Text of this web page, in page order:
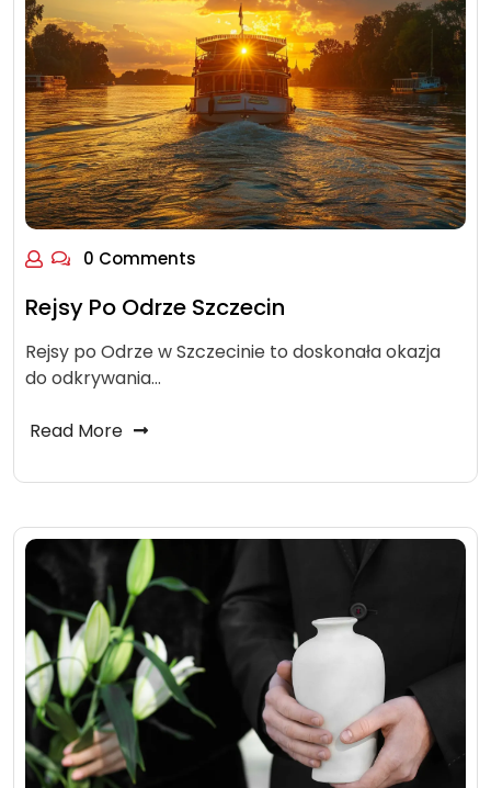
0 Comments
Rejsy Po Odrze Szczecin
Rejsy po Odrze w Szczecinie to doskonała okazja
do odkrywania…
Read More